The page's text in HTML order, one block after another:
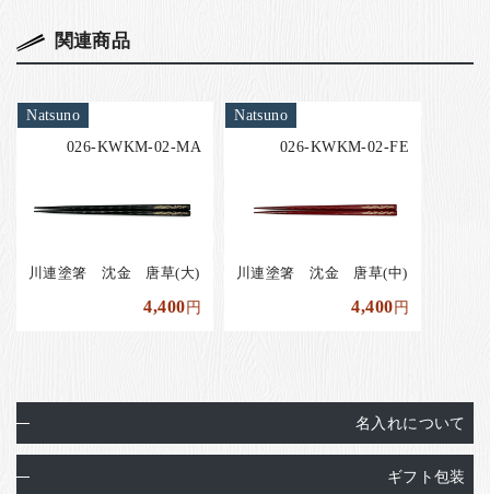
関連商品
Natsuno
026-KWKM-02-MA
川連塗箸 沈金 唐草(大)
4,400円
Natsuno
026-KWKM-02-FE
川連塗箸 沈金 唐草(中)
4,400円
名入れについて
ギフト包装